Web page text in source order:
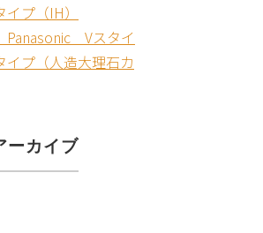
プ（IH）
Panasonic Vスタイ
プ（人造大理石カ
ーカイブ